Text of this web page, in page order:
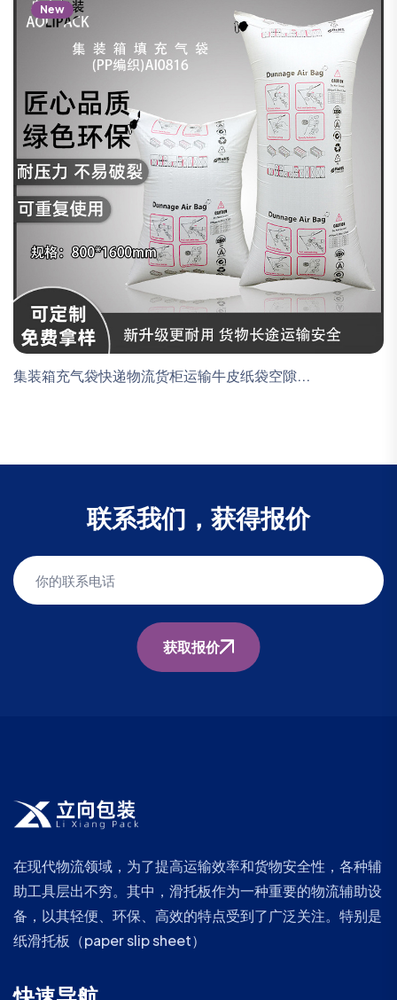
New
集装箱充气袋快递物流货柜运输牛皮纸袋空隙...
联系我们，获得报价
获取报价
在现代物流领域，为了提高运输效率和货物安全性，各种辅
助工具层出不穷。其中，滑托板作为一种重要的物流辅助设
备，以其轻便、环保、高效的特点受到了广泛关注。特别是
纸滑托板（paper slip sheet）